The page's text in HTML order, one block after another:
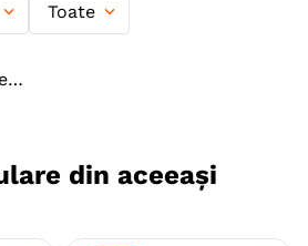
Punguta
Toate
din aceeași